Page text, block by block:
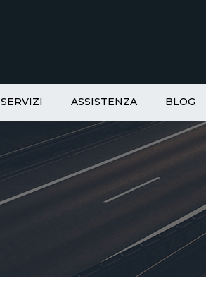
SERVIZI ASSISTENZA BLOG